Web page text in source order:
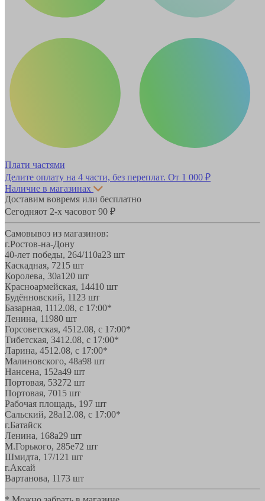
Плати частями
Делите оплату на 4 части, без переплат. От 1 000 ₽
Наличие в магазинах
Доставим вовремя или бесплатно
Сегодняот 2-х часовот 90 ₽
Самовывоз из магазинов:
г.Ростов-на-Дону
40-лет победы, 264/110а23 шт
Каскадная, 7215 шт
Королева, 30а120 шт
Красноармейская, 14410 шт
Будённовский, 11 23 шт
Базарная, 1112.08, с 17:00*
Ленина, 11980 шт
Горсоветская, 4512.08, с 17:00*
Тибетская, 3412.08, с 17:00*
Ларина, 4512.08, с 17:00*
Малиновского, 48а98 шт
Нансена, 152а49 шт
Портовая, 53272 шт
Портовая, 7015 шт
Рабочая площадь, 197 шт
Сальский, 28a12.08, с 17:00*
г.Батайск
Ленина, 168а29 шт
М.Горького, 285е72 шт
Шмидта, 17/1 21 шт
г.Аксай
Вартанова, 11 73 шт